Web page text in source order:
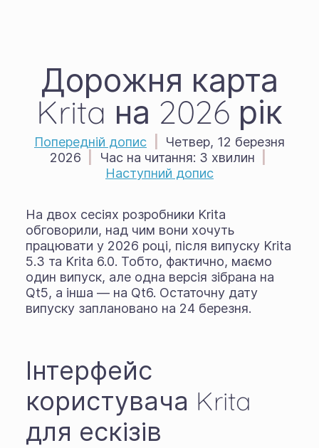
Дорожня карта
Krita на 2026 рік
Попередній допис
Четвер, 12 березня
2026
Час на читання: 3 хвилин
Наступний допис
На двох сесіях розробники Krita
обговорили, над чим вони хочуть
працювати у 2026 році, після випуску Krita
5.3 та Krita 6.0. Тобто, фактично, маємо
один випуск, але одна версія зібрана на
Qt5, а інша — на Qt6. Остаточну дату
випуску заплановано на 24 березня.
Інтерфейс
користувача Krita
для ескізів